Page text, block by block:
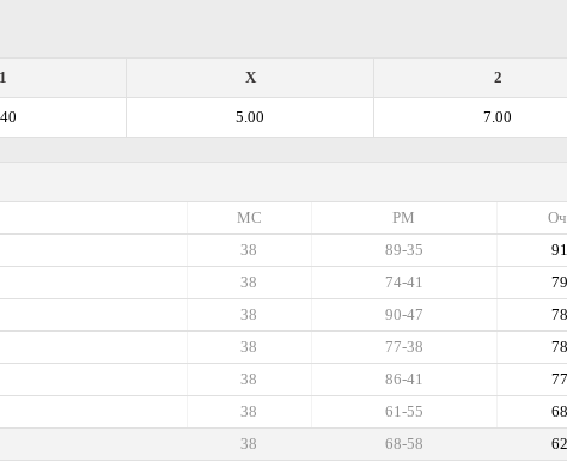
2
X
1
7.00
5.00
РМ
МС
91
89-35
38
79
74-41
38
78
90-47
38
78
77-38
38
77
86-41
38
68
61-55
38
62
68-58
38